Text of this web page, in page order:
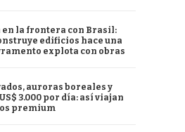
en la frontera con Brasil:
edificios hace una
explota con obras
auroras boreales y
3.000 por día: así viajan
premium